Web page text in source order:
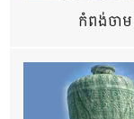
កំពង់ចាម